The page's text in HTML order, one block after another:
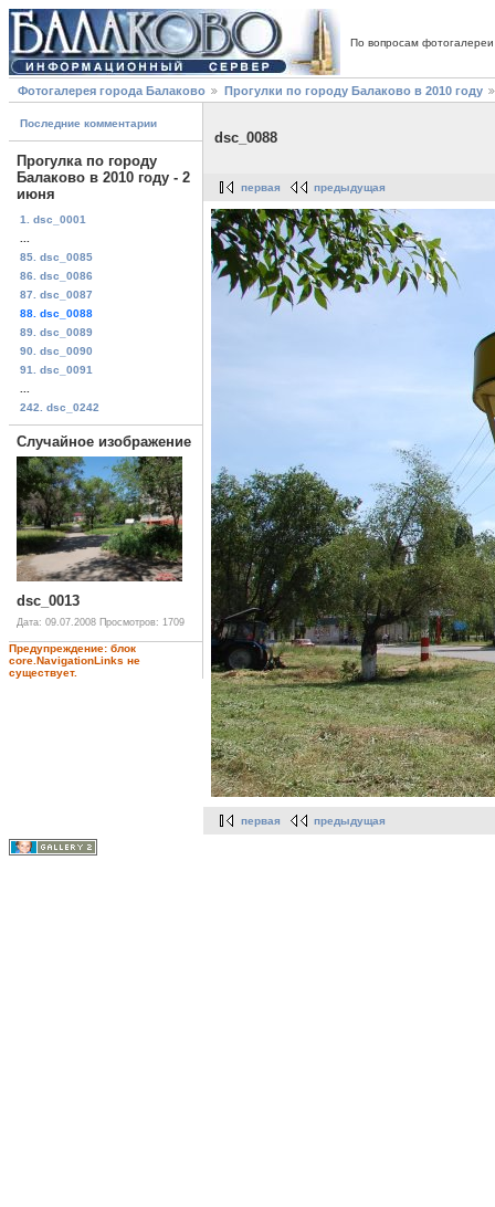
По вопросам
Фотогалерея города Балаково Прогулки по городу Балаково в 2010 году
Последние комментарии
Прогулка по городу
Балаково в 2010 году - 2
июня
1. dsc_0001
85. dsc_0085
86. dsc_0086
87. dsc_0087
88. dsc_0088
89. dsc_0089
90. dsc_0090
91. dsc_0091
242. dsc_0242
Случайное изображение
dsc_0013
Дата: 09.07.2008 Просмотров: 1709
Предупреждение: блок
core.NavigationLinks не
существует.
dsc_0088
первая предыдущая
первая предыдущая